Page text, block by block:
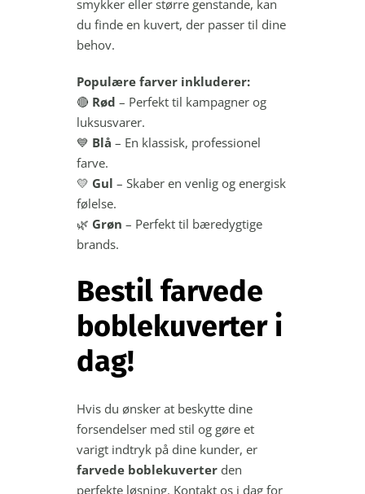
smykker eller større genstande, kan
du finde en kuvert, der passer til dine
behov.
Populære farver inkluderer:
🔴 Rød – Perfekt til kampagner og
luksusvarer.
💙 Blå – En klassisk, professionel
farve.
💛 Gul – Skaber en venlig og energisk
følelse.
🌿 Grøn – Perfekt til bæredygtige
brands.
Bestil farvede
boblekuverter i
dag!
Hvis du ønsker at beskytte dine
forsendelser med stil og gøre et
varigt indtryk på dine kunder, er
farvede boblekuverter den
perfekte løsning. Kontakt os i dag for